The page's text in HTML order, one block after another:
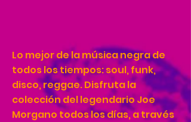
Lo mejor de la música negra de
todos los tiempos: soul, funk,
disco, reggae. Disfruta la
colección del legendario Joe
Morgano todos los días, a través